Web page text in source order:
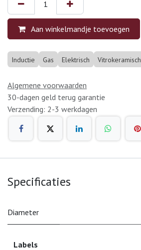
Aan winkelmandje toevoegen
Inductie Gas Elektrisch Vitrokeramisch
Algemene voorwaarden
30-dagen geld terug garantie
Verzending: 2-3 werkdagen
Specificaties
Diameter
Labels